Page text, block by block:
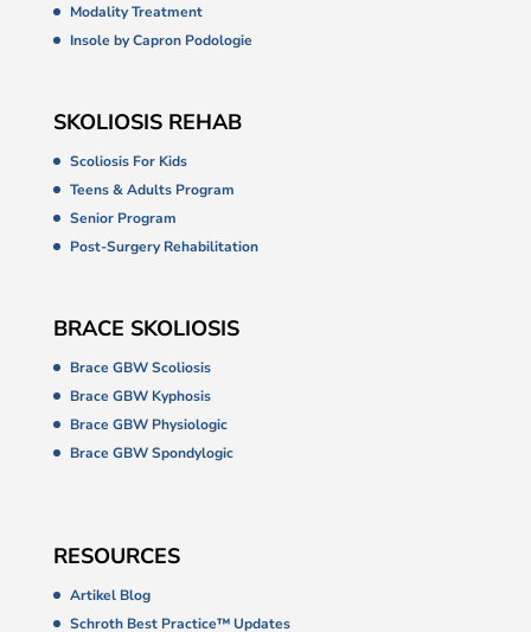
Modality Treatment
Insole by Capron Podologie
SKOLIOSIS REHAB
Scoliosis For Kids
Teens & Adults Program
Senior Program
Post-Surgery Rehabilitation
BRACE SKOLIOSIS
Brace GBW Scoliosis
Brace GBW Kyphosis
Brace GBW Physiologic
Brace GBW Spondylogic
RESOURCES
Artikel Blog
Schroth Best Practice™ Updates